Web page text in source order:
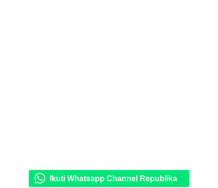
Ikuti Whatsapp Channel Republika